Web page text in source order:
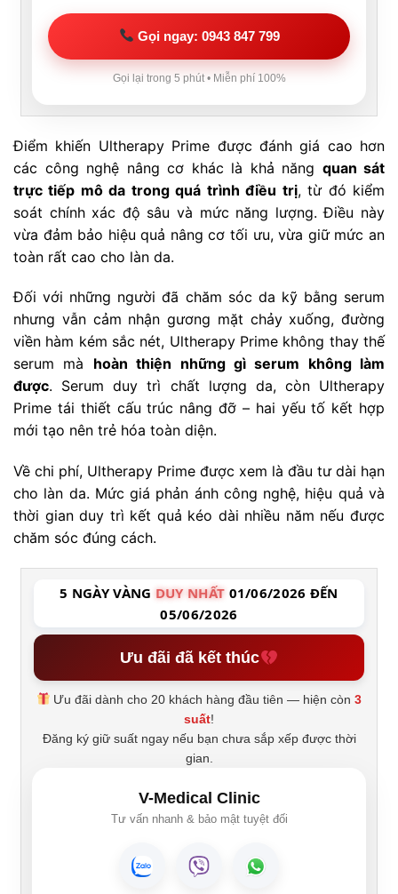
Gọi ngay: 0943 847 799
Gọi lại trong 5 phút • Miễn phí 100%
Điểm khiến Ultherapy Prime được đánh giá cao hơn
các công nghệ nâng cơ khác là khả năng quan sát
trực tiếp mô da trong quá trình điều trị, từ đó kiểm
soát chính xác độ sâu và mức năng lượng. Điều này
vừa đảm bảo hiệu quả nâng cơ tối ưu, vừa giữ mức an
toàn rất cao cho làn da.
Đối với những người đã chăm sóc da kỹ bằng serum
nhưng vẫn cảm nhận gương mặt chảy xuống, đường
viền hàm kém sắc nét, Ultherapy Prime không thay thế
serum mà hoàn thiện những gì serum không làm
được. Serum duy trì chất lượng da, còn Ultherapy
Prime tái thiết cấu trúc nâng đỡ – hai yếu tố kết hợp
mới tạo nên trẻ hóa toàn diện.
Về chi phí, Ultherapy Prime được xem là đầu tư dài hạn
cho làn da. Mức giá phản ánh công nghệ, hiệu quả và
thời gian duy trì kết quả kéo dài nhiều năm nếu được
chăm sóc đúng cách.
5 NGÀY VÀNG DUY NHẤT 01/06/2026 ĐẾN
05/06/2026
Ưu đãi đã kết thúc
Ưu đãi dành cho 20 khách hàng đầu tiên — hiện còn3
suất!
Đăng ký giữ suất ngay nếu bạn chưa sắp xếp được thời
gian.
V-Medical Clinic
Tư vấn nhanh & bảo mật tuyệt đối